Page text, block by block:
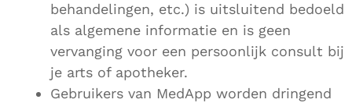
behandelingen, etc.) is uitsluitend bedoeld
als algemene informatie en is geen
vervanging voor een persoonlijk consult bij
je arts of apotheker.
Gebruikers van MedApp worden dringend